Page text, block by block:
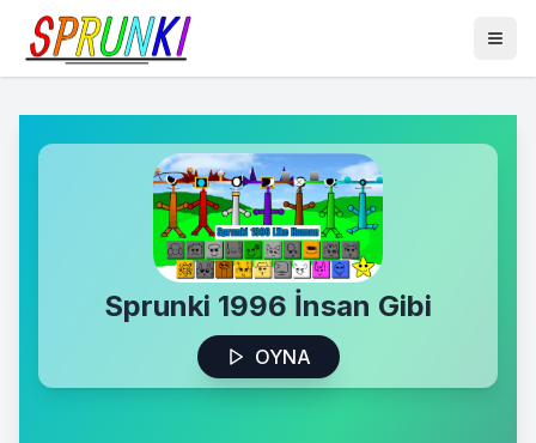
Sprunki 1996 İnsan Gibi
OYNA